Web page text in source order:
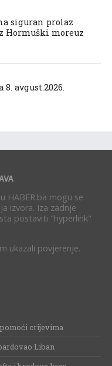
siguran prolaz
Hormuški moreuz
avgust.2026.
HABER.ba mogu se
izvora. Iza zadnje
postaviti "hyperlink"
ukazali povjerenje.
crijevima
Liban